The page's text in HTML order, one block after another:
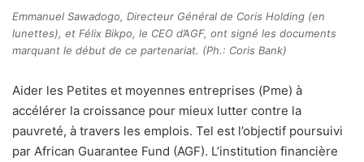
Emmanuel Sawadogo, Directeur Général de Coris Holding (en
lunettes), et Félix Bikpo, le CEO d’AGF, ont signé les documents
marquant le début de ce partenariat. (Ph.: Coris Bank)
Aider les Petites et moyennes entreprises (Pme) à
accélérer la croissance pour mieux lutter contre la
pauvreté, à travers les emplois. Tel est l’objectif poursuivi
par African Guarantee Fund (AGF). L’institution financière